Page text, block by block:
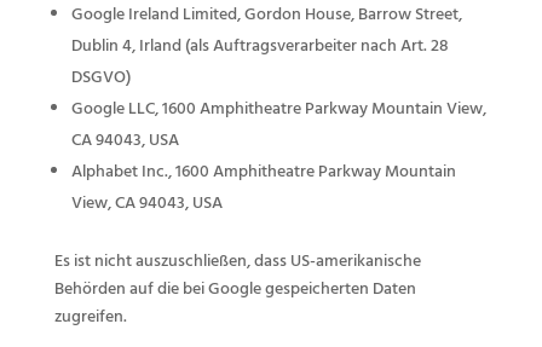
Google Ireland Limited, Gordon House, Barrow Street,
Dublin 4, Irland (als Auftragsverarbeiter nach Art. 28
DSGVO)
Google LLC, 1600 Amphitheatre Parkway Mountain View,
CA 94043, USA
Alphabet Inc., 1600 Amphitheatre Parkway Mountain
View, CA 94043, USA
Es ist nicht auszuschließen, dass US-amerikanische
Behörden auf die bei Google gespeicherten Daten
zugreifen.